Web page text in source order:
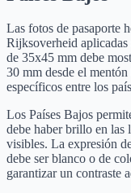
Las fotos de pasaporte
Rijksoverheid
de 35x45 mm debe
30 mm desde el
específicos entre los
Los Países Bajos
debe haber brillo en las
visibles. La expresión
debe ser blanco o de
garantizar un contraste